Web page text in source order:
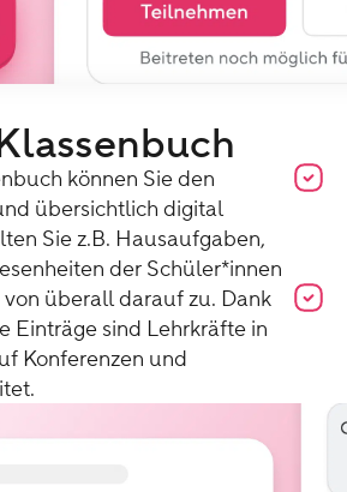
können Sie den
übersichtlich digital
Sie z.B. Hausaufgaben,
der Schüler*innen
überall darauf zu. Dank
Einträge sind Lehrkräfte in
Konferenzen und